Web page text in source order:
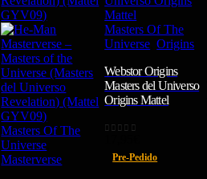
Masters Of The
Universe
Masterverse
Masters Of The
Universe ,Origins
Webstor Origins
Masters del Universo
Origins Mattel
Pre-Pedido